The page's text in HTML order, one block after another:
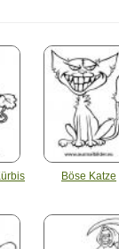
Böse Katze